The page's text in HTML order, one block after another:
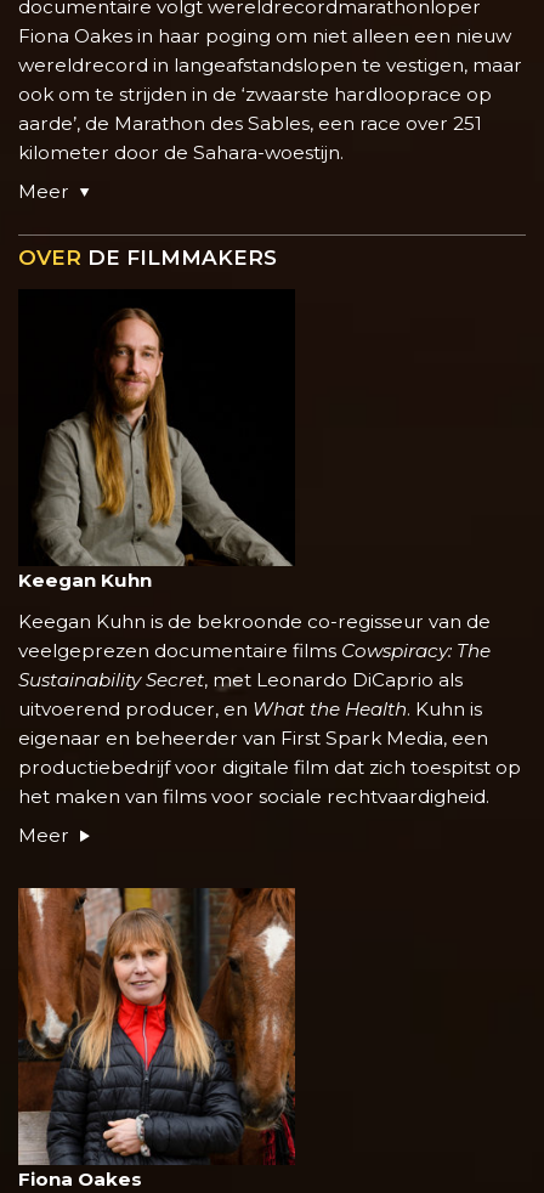
documentaire volgt wereldrecord­marathonloper
Fiona Oakes in haar poging om niet alleen een nieuw
wereldrecord in langeafstandslopen te vestigen, maar
ook om te strijden in de ‘zwaarste hardlooprace op
aarde’, de Marathon des Sables, een race over 251
kilometer door de Sahara-woestijn.
Meer
OVER DE FILMMAKERS
Keegan Kuhn
Keegan Kuhn is de bekroonde co-regisseur van de
veelgeprezen documentaire films Cowspiracy: The
Sustainability Secret, met Leonardo DiCaprio als
uitvoerend producer, en What the Health. Kuhn is
eigenaar en beheerder van First Spark Media, een
productiebedrijf voor digitale film dat zich toespitst op
het maken van films voor sociale rechtvaardigheid.
Meer
Fiona Oakes